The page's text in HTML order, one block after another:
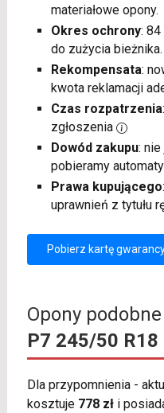
materiałowe opony.
Okres ochrony:
do zużycia bieżnika.
Rekompensata:
kwota reklamacji
Czas rozpatrzenia
zgłoszenia
Dowód zakupu:
pobieramy
Prawa kupującego
uprawnień z tytułu
Pobierz kartę
Opony
P7 245/50 R18
Dla przypomnienia -
kosztuje 778 złi